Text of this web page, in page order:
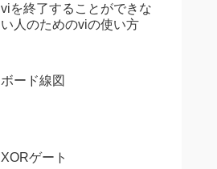
viを終了することができな
い人のためのviの使い方
ボード線図
XORゲート